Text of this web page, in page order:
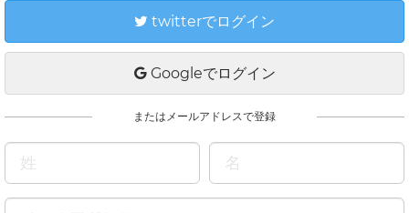
twitterでログイン
Googleでログイン
またはメールアドレスで登録